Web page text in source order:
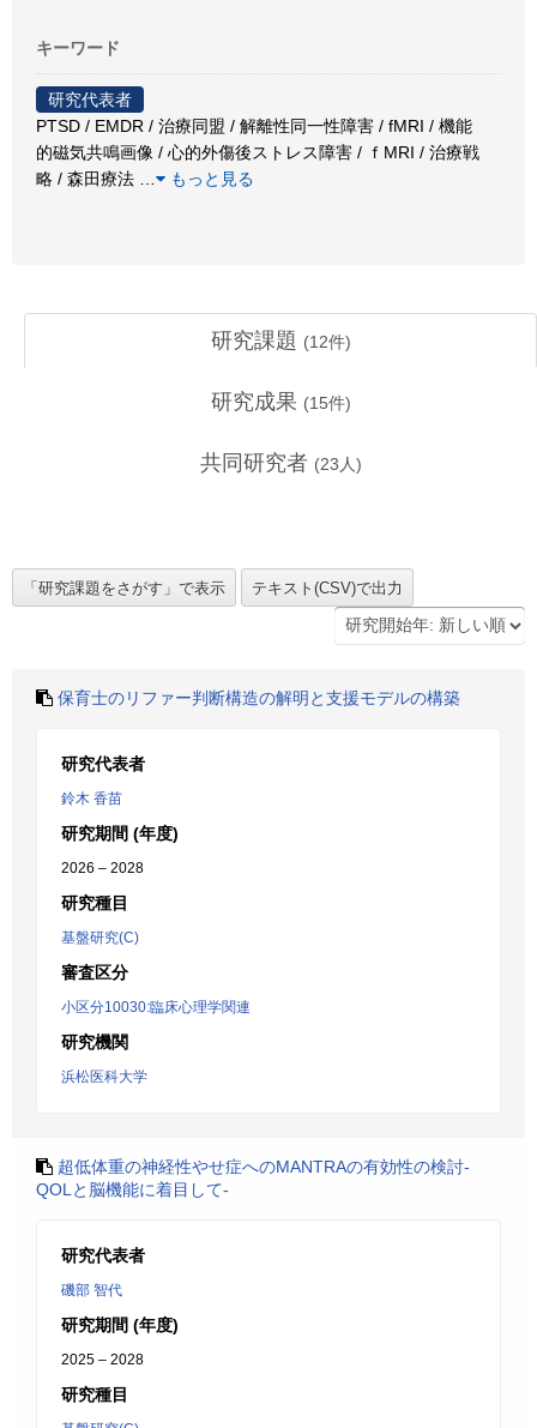
キーワード
研究代表者
PTSD / EMDR / 治療同盟 / 解離性同一性障害 / fMRI / 機能
的磁気共鳴画像 / 心的外傷後ストレス障害 / ｆMRI / 治療戦
略 / 森田療法
もっと見る
研究課題 (12件)
研究成果 (15件)
共同研究者 (23 人)
保育士のリファー判断構造の解明と支援モデルの構築
研究代表者
鈴木 香苗
研究期間 (年度)
2026 – 2028
研究種目
基盤研究(C)
審査区分
小区分10030:臨床心理学関連
研究機関
浜松医科大学
超低体重の神経性やせ症へのMANTRAの有効性の検討-
QOLと脳機能に着目して-
研究代表者
磯部 智代
研究期間 (年度)
2025 – 2028
研究種目